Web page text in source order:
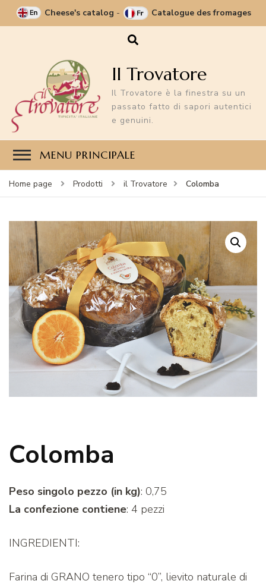
Cheese's catalog - Catalogue des fromages
Il Trovatore
Il Trovatore è la finestra su un
passato fatto di sapori autentici
e genuini.
MENU PRINCIPALE
Home page Prodotti il Trovatore Colomba
Colomba
Peso singolo pezzo (in kg): 0,75
La confezione contiene: 4 pezzi
INGREDIENTI:
Farina di GRANO tenero tipo “0”, lievito naturale di